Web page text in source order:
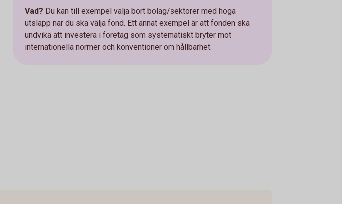
Vad? Du kan till exempel välja bort bolag/sektorer med höga
utsläpp när du ska välja fond. Ett annat exempel är att fonden ska
undvika att investera i företag som systematiskt bryter mot
internationella normer och konventioner om hållbarhet.